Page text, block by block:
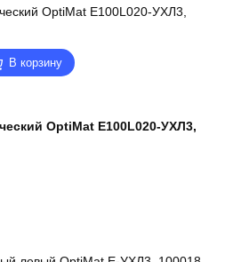
В корзину
OptiMat E100L020-УХЛ3,